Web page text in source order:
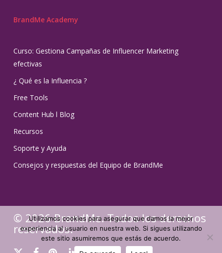
BrandMe Academy
Curso: Gestiona Campañas de Influencer Marketing
efectivas
¿ Qué es la Influencia ?
Free Tools
Content Hub l Blog
Recursos
Soporte y Ayuda
Consejos y respuestas del Equipo de BrandMe
© 2026 BrandMe. Todos los derechos
reservados.
x- facebookpinterestlinkedin youtubeinstagramtiktok
Utilizamos cookies para asegurar que damos la mejor
experiencia al usuario en nuestra web. Si sigues utilizando
este sitio asumiremos que estás de acuerdo.